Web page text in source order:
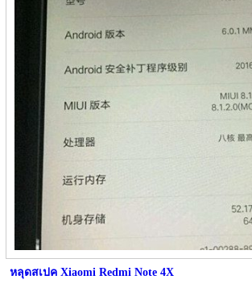
หลุดสเปค Xiaomi Redmi Note 4X